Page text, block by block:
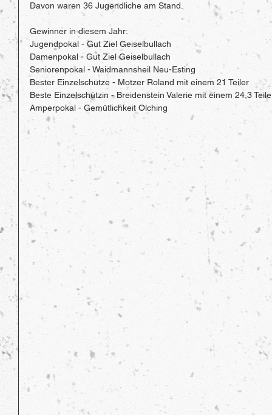
Davon waren 36 Jugendliche am Stand.
Gewinner in diesem Jahr:
Jugendpokal - Gut Ziel Geiselbullach
Damenpokal - Gut Ziel Geiselbullach
Seniorenpokal - Waidmannsheil Neu-Esting
Bester Einzelschütze - Motzer Roland mit einem 21 Teiler
Beste Einzelschützin - Breidenstein Valerie mit einem 24,3
Amperpokal - Gemütlichkeit Olching